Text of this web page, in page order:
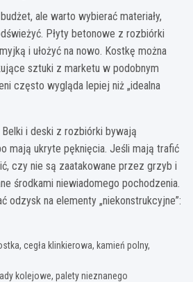
ale warto wybierać materiały,
Płyty betonowe z rozbiórki
i ułożyć na nowo. Kostkę można
sztuki z marketu w podobnym
często wygląda lepiej niż „idealna
i deski z rozbiórki bywają
mają ukryte pęknięcia. Jeśli mają trafić
czy nie są zaatakowane przez grzyb i
środkami niewiadomego pochodzenia.
odzysk na elementy „niekonstrukcyjne”:
cegła klinkierowa, kamień polny,
kolejowe, palety nieznanego